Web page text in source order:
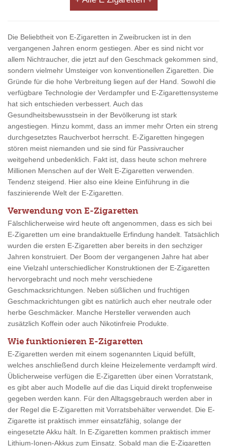
Die Beliebtheit von E-Zigaretten in Zweibrucken ist in den
vergangenen Jahren enorm gestiegen. Aber es sind nicht vor
allem Nichtraucher, die jetzt auf den Geschmack gekommen sind,
sondern vielmehr Umsteiger von konventionellen Zigaretten. Die
Gründe für die hohe Verbreitung liegen auf der Hand. Sowohl die
verfügbare Technologie der Verdampfer und E-Zigarettensysteme
hat sich entschieden verbessert. Auch das
Gesundheitsbewusstsein in der Bevölkerung ist stark
angestiegen. Hinzu kommt, dass an immer mehr Orten ein streng
durchgesetztes Rauchverbot herrscht. E-Zigaretten hingegen
stören meist niemanden und sie sind für Passivraucher
weitgehend unbedenklich. Fakt ist, dass heute schon mehrere
Millionen Menschen auf der Welt E-Zigaretten verwenden.
Tendenz steigend. Hier also eine kleine Einführung in die
faszinierende Welt der E-Zigaretten.
Verwendung von E-Zigaretten
Fälschlicherweise wird heute oft angenommen, dass es sich bei
E-Zigaretten um eine brandaktuelle Erfindung handelt. Tatsächlich
wurden die ersten E-Zigaretten aber bereits in den sechziger
Jahren konstruiert. Der Boom der vergangenen Jahre hat aber
eine Vielzahl unterschiedlicher Konstruktionen der E-Zigaretten
hervorgebracht und noch mehr verschiedene
Geschmacksrichtungen. Neben süßlichen und fruchtigen
Geschmackrichtungen gibt es natürlich auch eher neutrale oder
herbe Geschmäcker. Manche Hersteller verwenden auch
zusätzlich Koffein oder auch Nikotinfreie Produkte.
Wie funktionieren E-Zigaretten
E-Zigaretten werden mit einem sogenannten Liquid befüllt,
welches anschließend durch kleine Heizelemente verdampft wird.
Üblicherweise verfügen die E-Zigaretten über einen Vorratstank,
es gibt aber auch Modelle auf die das Liquid direkt tropfenweise
gegeben werden kann. Für den Alltagsgebrauch werden aber in
der Regel die E-Zigaretten mit Vorratsbehälter verwendet. Die E-
Zigarette ist praktisch immer einsatzfähig, solange der
eingesetzte Akku hält. In E-Zigaretten kommen praktisch immer
Lithium-Ionen-Akkus zum Einsatz. Sobald man die E-Zigaretten